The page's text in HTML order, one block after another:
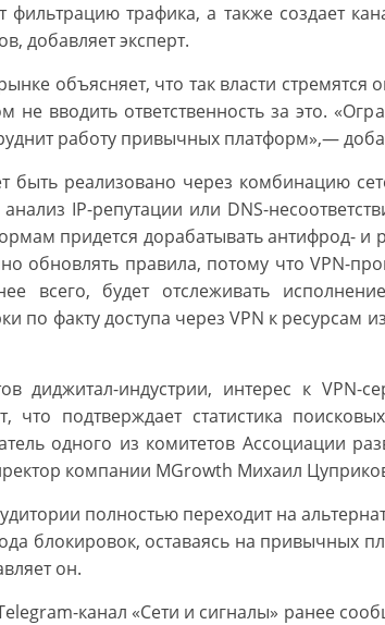
фильтрацию трафика, а также создает
добавляет эксперт.
объясняет, что так власти стремятся
не вводить ответственность за это.
работу привычных платформ»,—
быть реализовано через комбинацию
IP-репутации или DNS-
придется дорабатывать антифрод- и
обновлять правила, потому что VPN-
всего, будет отслеживать
по факту доступа через VPN к ресурсам
диджитал-индустрии, интерес к VPN-
что подтверждает статистика
одного из комитетов Ассоциации
компании MGrowth Михаил
полностью переходит на
блокировок, оставаясь на привычных
он.
канал «Сети и сигналы» ранее